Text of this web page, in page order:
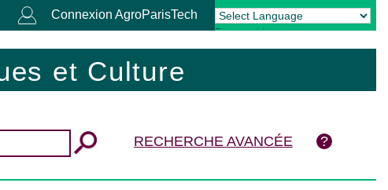
Connexion AgroParisTech
Powered by Translate
et Culture
RECHERCHE AVANCÉE